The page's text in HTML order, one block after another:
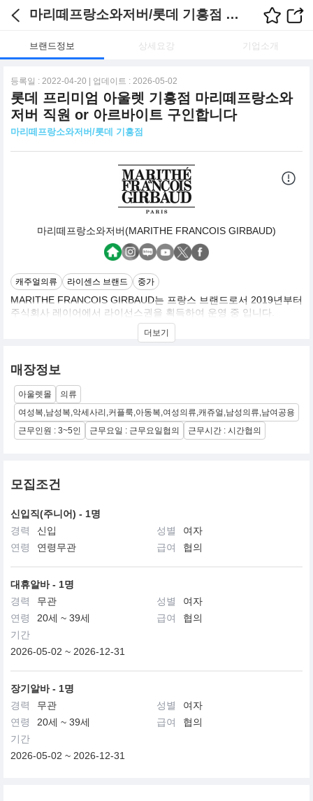
마리떼프랑소와저버/롯데 기흥점 채용정보
브랜드정보 상세요강 기업소개
등록일 : 2022-04-20 | 업데이트 : 2026-05-02
롯데 프리미엄 아울렛 기흥점 마리떼프랑소와
저버 직원 or 아르바이트 구인합니다
마리떼프랑소와저버/롯데 기흥점
마리떼프랑소와저버(MARITHE FRANCOIS GIRBAUD)
캐주얼의류 라이센스 브랜드 중가
MARITHE FRANCOIS GIRBAUD는 프랑스 브랜드로서 2019년부터
주식회사 레이어에서 라이선스권을 획득하여 운영 중 입니다.
MARITHE FRANCOIS GIRBAUD는 프랑스 감성을 바탕으로 한 독
창적인 아이덴티티를 보여주고 있으며 여러 유명 브랜드들과의 협
의적인 디자인을 보여주고자 합니다.
아울러 1990년대의 레트로 감성과 함께 MZ세대를 만족시킬 수 있
는 디자인을 통해 폭넓은 고객층을 가지고 있는 브랜드 입니다.
2021년 FW 시즌부터 오프라인까지 영역을 확대 진행중으로 현재
다수의 매장을 오픈할 예정입니다.
더보기
매장정보
아울렛몰
의류
여성복,남성복,악세사리,커플룩,아동복,여성의류,캐쥬얼,남성의류,남여공용
근무인원 : 3~5인
근무요일 : 근무요일협의 근무시간 : 시간협의
모집조건
신입직(주니어) - 1명
경력
신입 성별
여자
연령
연령무관 급여 협의
대휴알바 - 1명
경력
무관 성별
여자
연령
20세 ~ 39세 급여
협의
기간
2026-05-02 ~ 2026-12-31
장기알바 - 1명
경력
무관 성별
여자
연령
20세 ~ 39세 급여
협의
기간
2026-05-02 ~ 2026-12-31